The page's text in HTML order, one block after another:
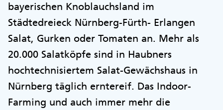
bayerischen Knoblauchsland im
Städtedreieck Nürnberg-Fürth- Erlangen
Salat, Gurken oder Tomaten an. Mehr als
20.000 Salatköpfe sind in Haubners
hochtechnisiertem Salat-Gewächshaus in
Nürnberg täglich erntereif. Das Indoor-
Farming und auch immer mehr die